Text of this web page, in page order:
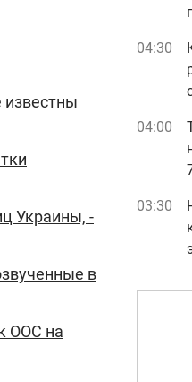
известны
Украины, -
в
ООС на
04:30
04:00
03:30